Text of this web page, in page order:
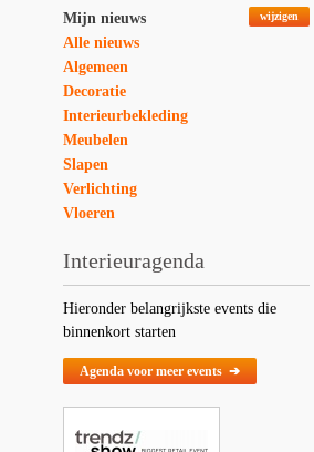
wijzigen
Mijn nieuws
Alle nieuws
Algemeen
Decoratie
Interieurbekleding
Meubelen
Slapen
Verlichting
Vloeren
Interieuragenda
Hieronder belangrijkste events die
binnenkort starten
Agenda voor meer events ➔